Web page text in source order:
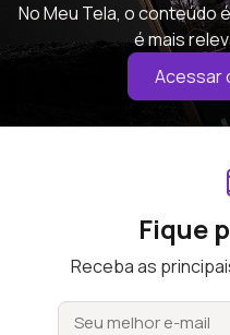
No Meu Tela, o conteúdo
é mais
Acessar
Fique
Receba as